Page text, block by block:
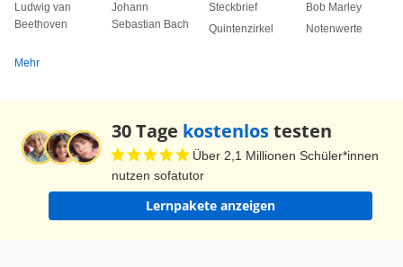
Ludwig van
Beethoven
Johann
Sebastian Bach
Steckbrief
Quintenzirkel
Bob Marley
Notenwerte
Mehr
30 Tage kostenlostesten
Über 2,1 Millionen Schüler*innen
nutzen sofatutor
Lernpakete anzeigen